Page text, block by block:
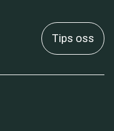
Tips oss